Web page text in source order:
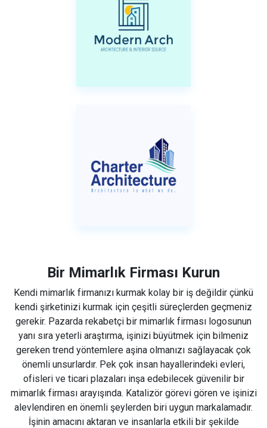
Bir Mimarlık Firması Kurun
Kendi mimarlık firmanızı kurmak kolay bir iş değildir çünkü
kendi şirketinizi kurmak için çeşitli süreçlerden geçmeniz
gerekir. Pazarda rekabetçi bir mimarlık firması logosunun
yanı sıra yeterli araştırma, işinizi büyütmek için bilmeniz
gereken trend yöntemlere aşina olmanızı sağlayacak çok
önemli unsurlardır. Pek çok insan hayallerindeki evleri,
ofisleri ve ticari plazaları inşa edebilecek güvenilir bir
mimarlık firması arayışında. Katalizör görevi gören ve işinizi
alevlendiren en önemli şeylerden biri uygun markalamadır.
İşinin amacını aktaran ve insanlarla etkili bir şekilde